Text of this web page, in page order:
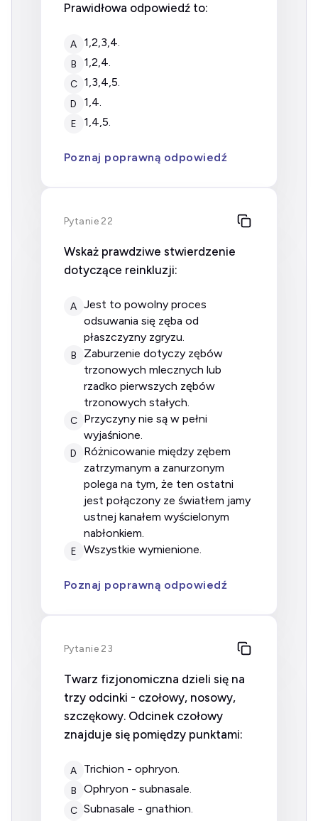
Prawidłowa odpowiedź to:
A 1,2,3,4.
B 1,2,4.
C 1,3,4,5.
D 1,4.
E 1,4,5.
Poznaj poprawną odpowiedź
Pytanie 22
Wskaż prawdziwe stwierdzenie
dotyczące reinkluzji:
A
jest to powolny proces
odsuwania się zęba od
płaszczyzny zgryzu.
B
zaburzenie dotyczy zębów
trzonowych mlecznych lub
rzadko pierwszych zębów
trzonowych stałych.
C
przyczyny nie są w pełni
wyjaśnione.
D
różnicowanie między zębem
zatrzymanym a zanurzonym
polega na tym, że ten ostatni
jest połączony ze światłem jamy
ustnej kanałem wyścielonym
nabłonkiem.
E wszystkie wymienione.
Poznaj poprawną odpowiedź
Pytanie 23
Twarz fizjonomiczna dzieli się na
trzy odcinki - czołowy, nosowy,
szczękowy. Odcinek czołowy
znajduje się pomiędzy punktami:
A trichion - ophryon.
B ophryon - subnasale.
C subnasale - gnathion.